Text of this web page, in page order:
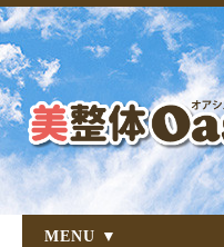
MENU ▼